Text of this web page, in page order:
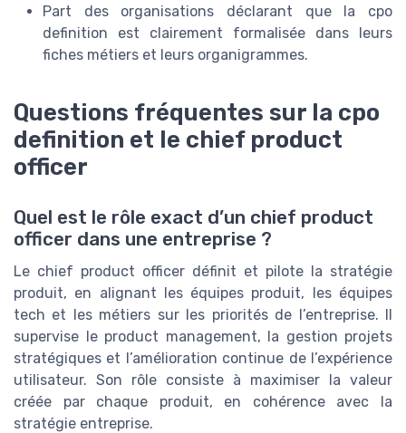
Part des organisations déclarant que la cpo
definition est clairement formalisée dans leurs
fiches métiers et leurs organigrammes.
Questions fréquentes sur la cpo
definition et le chief product
officer
Quel est le rôle exact d’un chief product
officer dans une entreprise ?
Le chief product officer définit et pilote la stratégie
produit, en alignant les équipes produit, les équipes
tech et les métiers sur les priorités de l’entreprise. Il
supervise le product management, la gestion projets
stratégiques et l’amélioration continue de l’expérience
utilisateur. Son rôle consiste à maximiser la valeur
créée par chaque produit, en cohérence avec la
stratégie entreprise.